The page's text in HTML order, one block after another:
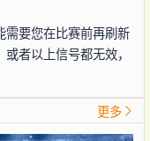
需要您在比赛前再刷新
者以上信号都无效，
更多